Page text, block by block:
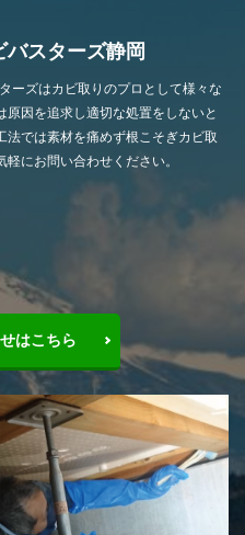
スターズ静岡
ーズはカビ取りのプロとして様々な
因を追求し適切な処置をしないと
法では素材を痛めず根こそぎカビ取
にお問い合わせください。
はこちら